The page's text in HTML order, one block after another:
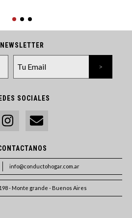
NEWSLETTER
SOCIALES
info@conductohogar.com.ar
- Monte grande - Buenos Aires